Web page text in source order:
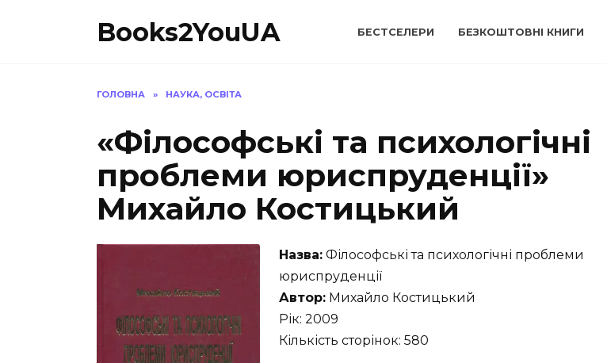
Books2YouUA БЕСТСЕЛЕРИ БЕЗКОШТОВНІ КНИГИ
ГОЛОВНА » НАУКА, ОСВІТА
«Філософські та психологічні
проблеми юриспруденції»
Михайло Костицький
Назва: Філософські та психологічні проблеми
юриспруденції
Автор: Михайло Костицький
Рік: 2009
Кількість сторінок: 580